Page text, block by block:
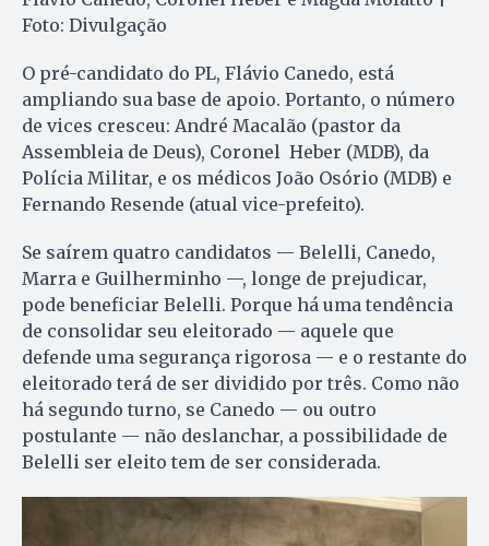
Foto: Divulgação
O pré-candidato do PL, Flávio Canedo, está
ampliando sua base de apoio. Portanto, o número
de vices cresceu: André Macalão (pastor da
Assembleia de Deus), Coronel Heber (MDB), da
Polícia Militar, e os médicos João Osório (MDB) e
Fernando Resende (atual vice-prefeito).
Se saírem quatro candidatos — Belelli, Canedo,
Marra e Guilherminho —, longe de prejudicar,
pode beneficiar Belelli. Porque há uma tendência
de consolidar seu eleitorado — aquele que
defende uma segurança rigorosa — e o restante do
eleitorado terá de ser dividido por três. Como não
há segundo turno, se Canedo — ou outro
postulante — não deslanchar, a possibilidade de
Belelli ser eleito tem de ser considerada.